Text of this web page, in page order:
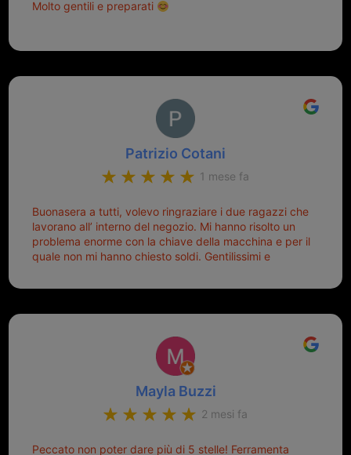
Molto gentili e preparati
Patrizio Cotani
1 mese fa
Buonasera a tutti, volevo ringraziare i due ragazzi che
lavorano all’ interno del negozio. Mi hanno risolto un
problema enorme con la chiave della macchina e per il
quale non mi hanno chiesto soldi. Gentilissimi e
Sicuramente tornerò qui per qualsiasi altro problema.
Mayla Buzzi
2 mesi fa
Peccato non poter dare più di 5 stelle! Ferramenta